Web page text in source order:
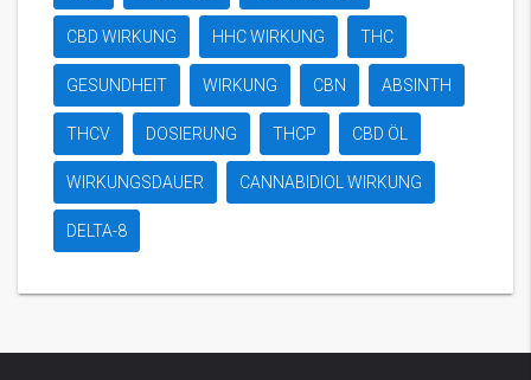
CBD WIRKUNG HHC WIRKUNG THC
GESUNDHEIT WIRKUNG CBN ABSINTH
THCV DOSIERUNG THCP CBD ÖL
WIRKUNGSDAUER CANNABIDIOL WIRKUNG
DELTA-8